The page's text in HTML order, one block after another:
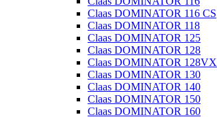
Claas DOMINATOR 116 CS
Claas DOMINATOR 118
Claas DOMINATOR 125
Claas DOMINATOR 128
Claas DOMINATOR 128VX
Claas DOMINATOR 130
Claas DOMINATOR 140
Claas DOMINATOR 150
Claas DOMINATOR 160